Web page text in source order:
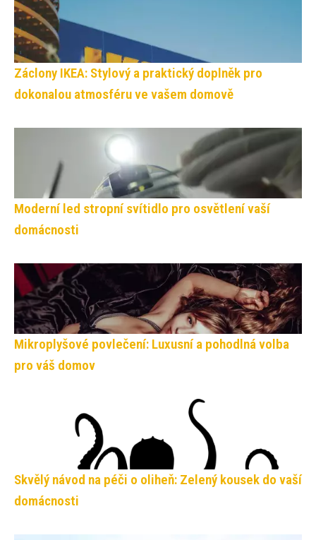
Záclony IKEA: Stylový a praktický doplněk pro
dokonalou atmosféru ve vašem domově
Moderní led stropní svítidlo pro osvětlení vaší
domácnosti
Mikroplyšové povlečení: Luxusní a pohodlná volba
pro váš domov
Skvělý návod na péči o oliheň: Zelený kousek do vaší
domácnosti